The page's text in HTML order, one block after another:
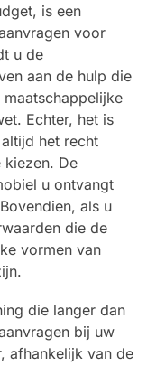
is een
voor
u de
aan de hulp die
Echter, het is
het recht
kiezen. De
u ontvangt
als u
die de
vormen van
die langer dan
bij uw
afhankelijk van de